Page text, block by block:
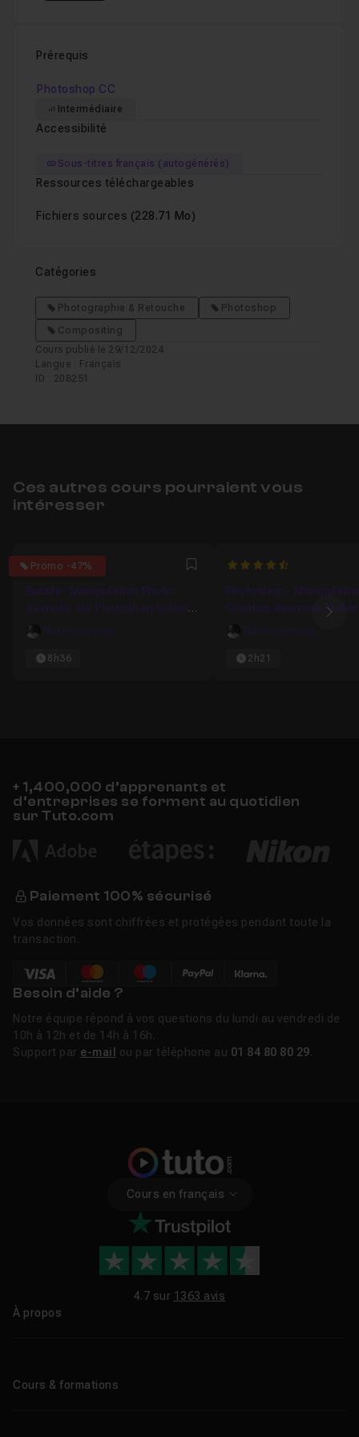
Leçon 10 Etape 10 - Mise en place et intégration des
Prérequis
Photoshop CC
Intermédiaire
Accessibilité
Sous-titres français (autogénérés)
Ressources téléchargeables
Fichiers sources (228.71 Mo)
Catégories
Photographie & Retouche
Photoshop
Compositing
Cours publié le 29/12/2024
Langue : Français
ID : 208251
Ces autres cours pourraient vous
intéresser
Promo -47%
5 Favori
Bundle : Manipulation Photo
Avancée sur Photoshop Volume
6
Thierry Serveau
8h36
4.8571428571429
Photoshop -
Créative Avancée
Thierry Serveau
2h21
+ 1,400,000 d’apprenants et
d’entreprises se forment au quotidien
sur Tuto.com
Paiement 100% sécurisé
Vos données sont chiffrées et protégées pendant toute la
transaction.
Besoin d’aide ?
Notre équipe répond à vos questions du lundi au vendredi de
10h à 12h et de 14h à 16h.
Support par e-mail ou par téléphone au 01 84 80 80 29
Cours en français
4.7 sur 1363 avis
À propos
Cours & formations